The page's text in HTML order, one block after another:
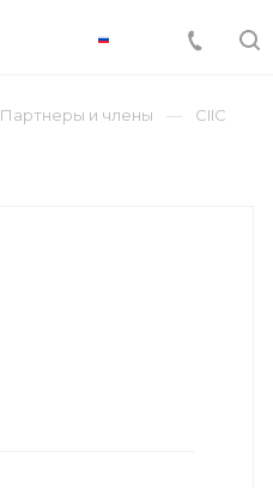
Партнеры и члены CIIC